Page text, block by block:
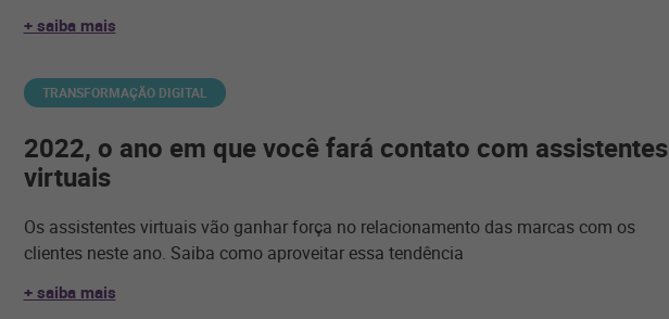
+ saiba mais
TRANSFORMAÇÃO DIGITAL
2022, o ano em que você fará contato com assistentes
virtuais
Os assistentes virtuais vão ganhar força no relacionamento das marcas com os
clientes neste ano. Saiba como aproveitar essa tendência
+ saiba mais